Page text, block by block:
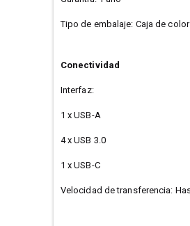
Tipo de embalaje: Caja de color
Conectividad
Interfaz:
1 x USB-A
4 x USB 3.0
1 x USB-C
Velocidad de transferencia: